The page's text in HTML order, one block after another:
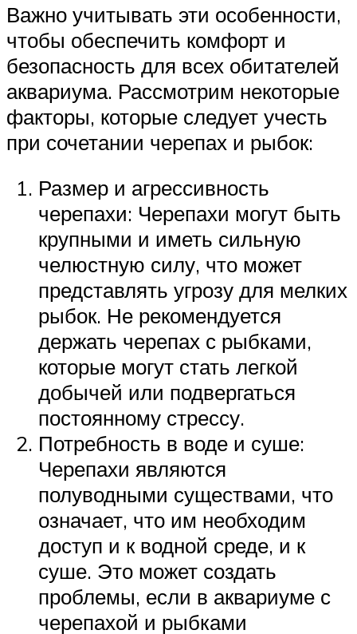
Важно учитывать эти особенности,
чтобы обеспечить комфорт и
безопасность для всех обитателей
аквариума. Рассмотрим некоторые
факторы, которые следует учесть
при сочетании черепах и рыбок:
Размер и агрессивность
черепахи: Черепахи могут быть
крупными и иметь сильную
челюстную силу, что может
представлять угрозу для мелких
рыбок. Не рекомендуется
держать черепах с рыбками,
которые могут стать легкой
добычей или подвергаться
постоянному стрессу.
Потребность в воде и суше:
Черепахи являются
полуводными существами, что
означает, что им необходим
доступ и к водной среде, и к
суше. Это может создать
проблемы, если в аквариуме с
черепахой и рыбками